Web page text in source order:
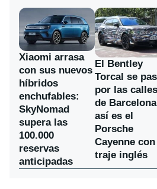
Xiaomi arrasa
con sus nuevos
híbridos
enchufables:
SkyNomad
supera las
100.000
reservas
anticipadas
El Bentley
Torcal se
por las calles
de
así es el
Porsche
Cayenne con
traje inglés